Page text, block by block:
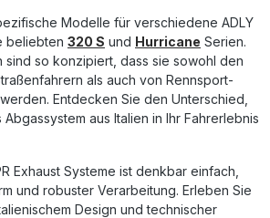
DIN-
Fahrzeugspezifische Halterungen Montagezubehör
Modelle für verschiedene ADLY
beliebten 320 S und Hurricane Serien.
sind so konzipiert, dass sie sowohl den
als auch von Rennsport-
Entdecken Sie den Unterschied,
aus Italien in Ihr Fahrerlebnis
Exhaust Systeme ist denkbar einfach,
und robuster Verarbeitung. Erleben Sie
Design und technischer